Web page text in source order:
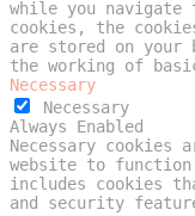
while you navigate
cookies, the
are stored on your
the working of
Necessary
Necessary
Always Enabled
Necessary
website to
includes cookies
and security